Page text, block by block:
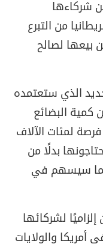
شركاءها
من التبرع
بيعها لصالح
الذي ستعتمده
كمية البضائع
لمئات الآلاف
بدلًا من
كما سيسهم في
لشركائها
أمريكا والولايات